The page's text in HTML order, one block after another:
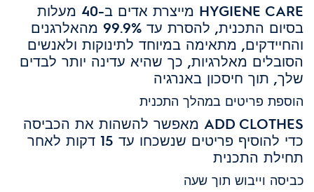
HYGIENE CARE מייצרת אדים ב-40 מעלות
בסיום התכנית, להסרת עד 99.9% מהאלרגנים
והחיידקים, מתאימה במיוחד לתינוקות ולאנשים
הסובלים מאלרגיות, כך שהיא עדינה יותר לבדים
שלך, תוך חיסכון באנרגיה
הוספת פריטים במהלך התכנית
ADD CLOTHES מאפשר להשהות את הכביסה
כדי להוסיף פריטים שנשכחו עד 15 דקות לאחר
תחילת התכנית
כביסה וייבוש תוך שעה